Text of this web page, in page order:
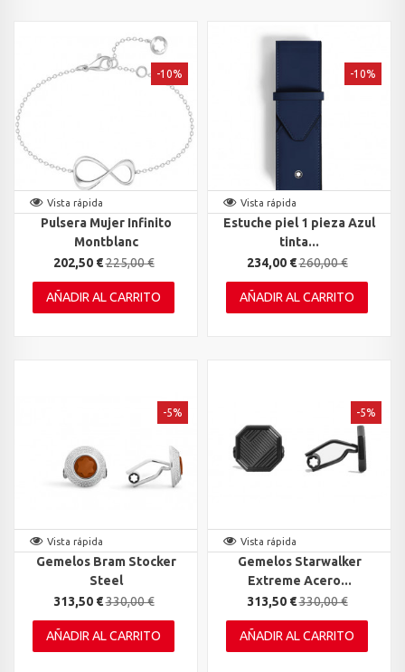
Vista rápida
Pulsera Mujer Infinito
Montblanc
202,50 €225,00 €
-10%
AÑADIR AL CARRITO
Vista rápida
Estuche piel 1 pieza Azul
tinta...
234,00 €260,00 €
-10%
AÑADIR AL CARRITO
Vista rápida
Gemelos Bram Stocker
Steel
313,50 €330,00 €
-5%
AÑADIR AL CARRITO
Vista rápida
Gemelos Starwalker
Extreme Acero...
313,50 €330,00 €
-5%
AÑADIR AL CARRITO